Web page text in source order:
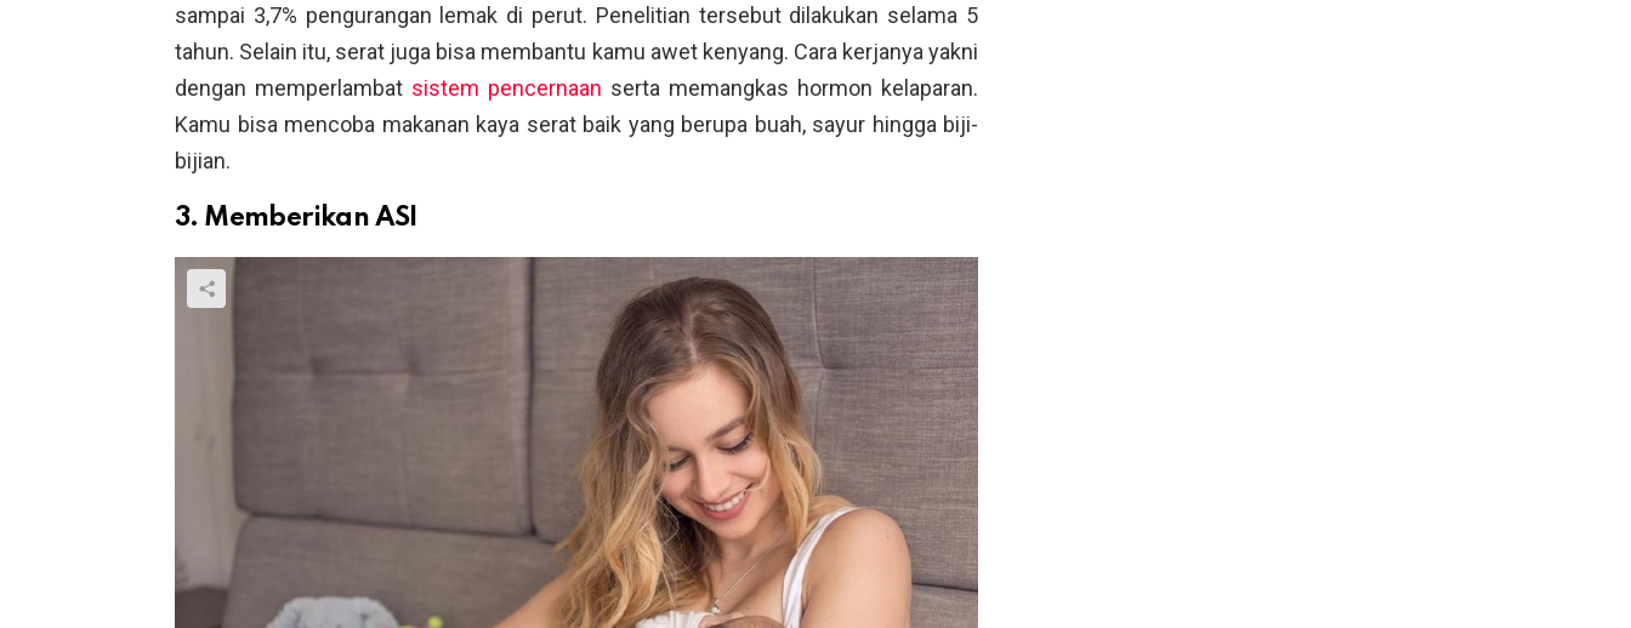
sampai 3,7% pengurangan lemak di perut. Penelitian tersebut dilakukan selama 5
tahun. Selain itu, serat juga bisa membantu kamu awet kenyang. Cara kerjanya yakni
dengan memperlambat sistem pencernaan serta memangkas hormon kelaparan.
Kamu bisa mencoba makanan kaya serat baik yang berupa buah, sayur hingga biji-
bijian.
3. Memberikan ASI